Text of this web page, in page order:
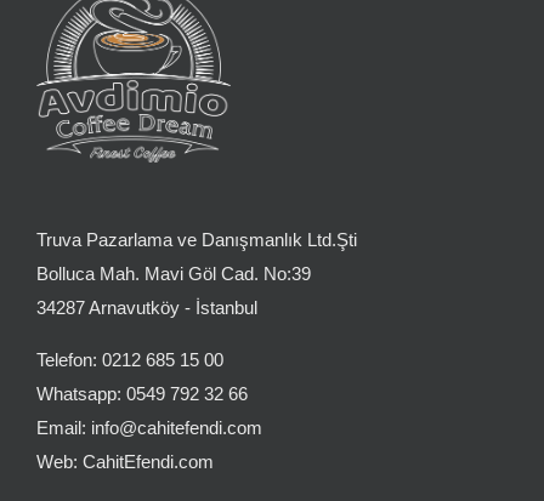
Truva Pazarlama ve Danışmanlık Ltd.Şti
Bolluca Mah. Mavi Göl Cad. No:39
34287 Arnavutköy - İstanbul
Telefon: 0212 685 15 00
Whatsapp: 0549 792 32 66
Email: info@cahitefendi.com
Web: CahitEfendi.com